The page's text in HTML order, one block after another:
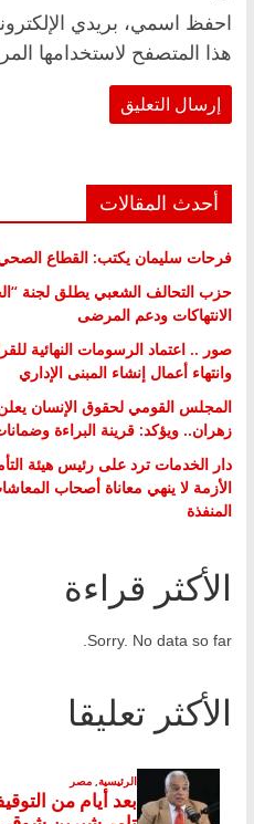
احفظ اسمي، بريدي
هذا المتصفح لاستخدامها
أحدث المقالات
فرحات سليمان يكتب: القطاع
حزب التحالف الشعبي يطلق لجنة
الانتهاكات ودعم المرضى
صور .. اعتماد الرسومات النهائية
وانتهاء أعمال إنشاء المبنى الإداري
المجلس القومي لحقوق الإنسان
زهران.. ويؤكد: قرينة البراءة
دار الخدمات ترد على رئيس هيئة
الأزمة لا ينهي معاناة أصحاب
المنفذة
الأكثر قراءة
Sorry. No data so far.
الأكثر تعليقا